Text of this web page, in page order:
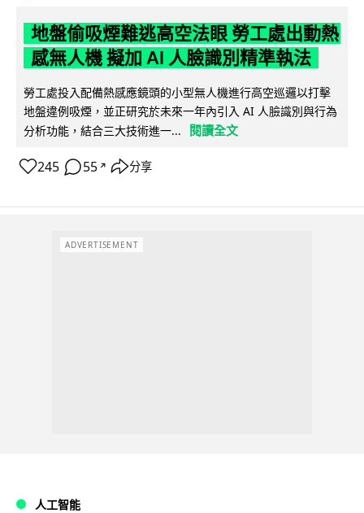
地盤偷吸煙難逃高空法眼 勞工處出動熱
感無人機 擬加 AI 人臉識別精準執法
勞工處投入配備熱感應鏡頭的小型無人機進行高空巡邏以打擊
地盤違例吸煙，並正研究於未來一年內引入 AI 人臉識別與行為
分析功能，結合三大技術進一...
閱讀全文
245 55 ↗ 分享
ADVERTISEMENT
人工智能